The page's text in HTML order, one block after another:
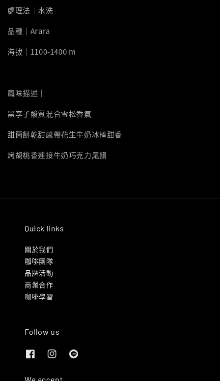
處理法｜水洗
品種｜Arara
海拔｜1100-1400 m
風味描述｜
黑李子酸質混合雪松香氣
甜筒餅乾甜感帶花生牛奶冰棒甜香
烤胡桃香連接牛奶巧克力尾韻
Quick links
關於我們
咖啡團隊
品牌活動
商業合作
咖啡學習
Follow us
We accept